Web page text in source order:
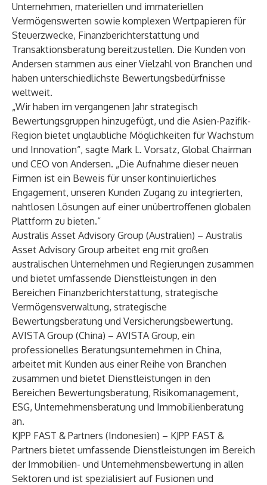
Unternehmen, materiellen und immateriellen
Vermögenswerten sowie komplexen Wertpapieren für
Steuerzwecke, Finanzberichterstattung und
Transaktionsberatung bereitzustellen. Die Kunden von
Andersen stammen aus einer Vielzahl von Branchen und
haben unterschiedlichste Bewertungsbedürfnisse
weltweit.
„Wir haben im vergangenen Jahr strategisch
Bewertungsgruppen hinzugefügt, und die Asien-Pazifik-
Region bietet unglaubliche Möglichkeiten für Wachstum
und Innovation“, sagte Mark L. Vorsatz, Global Chairman
und CEO von Andersen. „Die Aufnahme dieser neuen
Firmen ist ein Beweis für unser kontinuierliches
Engagement, unseren Kunden Zugang zu integrierten,
nahtlosen Lösungen auf einer unübertroffenen globalen
Plattform zu bieten.“
Australis Asset Advisory Group (Australien) – Australis
Asset Advisory Group arbeitet eng mit großen
australischen Unternehmen und Regierungen zusammen
und bietet umfassende Dienstleistungen in den
Bereichen Finanzberichterstattung, strategische
Vermögensverwaltung, strategische
Bewertungsberatung und Versicherungsbewertung.
AVISTA Group (China) – AVISTA Group, ein
professionelles Beratungsunternehmen in China,
arbeitet mit Kunden aus einer Reihe von Branchen
zusammen und bietet Dienstleistungen in den
Bereichen Bewertungsberatung, Risikomanagement,
ESG, Unternehmensberatung und Immobilienberatung
an.
KJPP FAST & Partners (Indonesien) – KJPP FAST &
Partners bietet umfassende Dienstleistungen im Bereich
der Immobilien- und Unternehmensbewertung in allen
Sektoren und ist spezialisiert auf Fusionen und